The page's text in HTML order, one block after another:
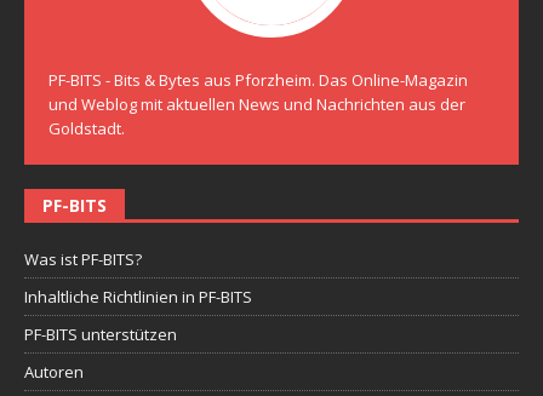
PF-BITS - Bits & Bytes aus Pforzheim. Das Online-Magazin
und Weblog mit aktuellen News und Nachrichten aus der
Goldstadt.
PF-BITS
Was ist PF-BITS?
Inhaltliche Richtlinien in PF-BITS
PF-BITS unterstützen
Autoren